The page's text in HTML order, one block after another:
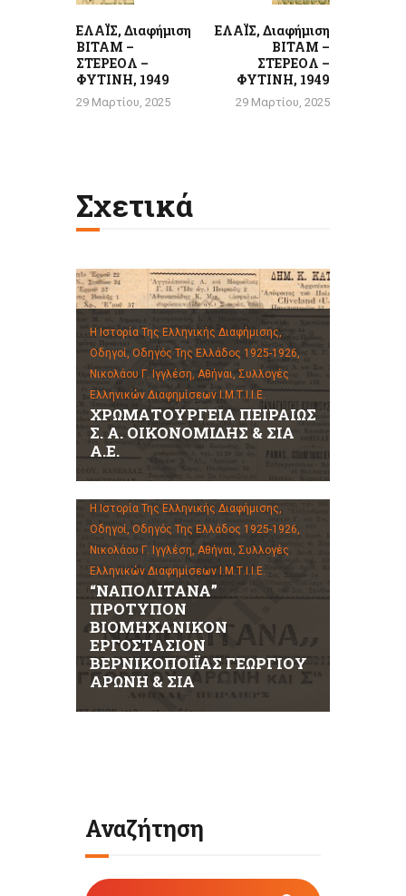
ΕΛΑΪΣ, Διαφήμιση
ΒΙΤΑΜ –
ΣΤΕΡΕΟΛ –
ΦΥΤΙΝΗ, 1949
29 Μαρτίου, 2025
ΕΛΑΪΣ, Διαφήμιση
ΒΙΤΑΜ –
ΣΤΕΡΕΟΛ –
ΦΥΤΙΝΗ, 1949
29 Μαρτίου, 2025
Σχετικά
Η Ιστορία Της Ελληνικής Διαφήμισης,
Οδηγοί, Οδηγός Της Ελλάδος 1925-1926,
Νικολάου Γ. Ιγγλέση, Αθήναι, Συλλογές
Ελληνικών Διαφημίσεων Ι.Μ.Τ.Ι.Ι.Ε.
ΧΡΩΜΑΤΟΥΡΓΕΙΑ ΠΕΙΡΑΙΩΣ
Σ. Α. ΟΙΚΟΝΟΜΙΔΗΣ & ΣΙΑ
Α.Ε.
Η Ιστορία Της Ελληνικής Διαφήμισης,
Οδηγοί, Οδηγός Της Ελλάδος 1925-1926,
Νικολάου Γ. Ιγγλέση, Αθήναι, Συλλογές
Ελληνικών Διαφημίσεων Ι.Μ.Τ.Ι.Ι.Ε.
“ΝΑΠΟΛΙΤΑΝΑ”
ΠΡΟΤΥΠΟΝ
ΒΙΟΜΗΧΑΝΙΚΟΝ
ΕΡΓΟΣΤΑΣΙΟΝ
ΒΕΡΝΙΚΟΠΟΙΪΑΣ ΓΕΩΡΓΙΟΥ
ΑΡΩΝΗ & ΣΙΑ
Αναζήτηση
Αναζήτηση